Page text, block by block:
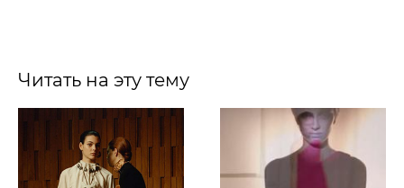
Читать на эту тему